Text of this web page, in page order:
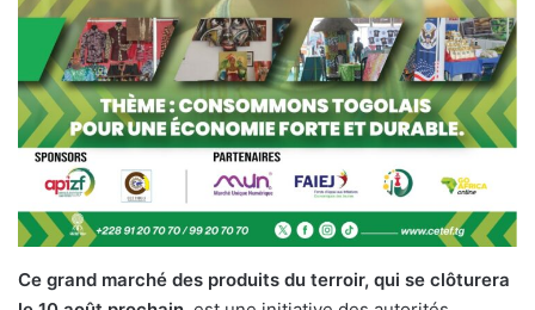
Ce grand marché des produits du terroir, qui se clôturera